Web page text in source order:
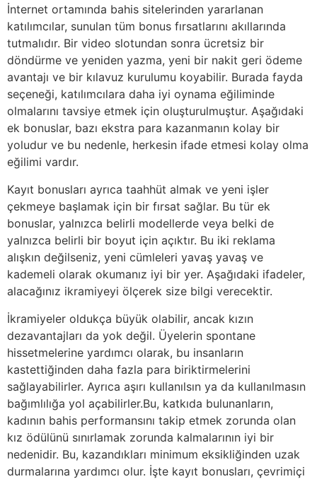
İnternet ortamında bahis sitelerinden yararlanan
katılımcılar, sunulan tüm bonus fırsatlarını akıllarında
tutmalıdır. Bir video slotundan sonra ücretsiz bir
döndürme ve yeniden yazma, yeni bir nakit geri ödeme
avantajı ve bir kılavuz kurulumu koyabilir. Burada fayda
seçeneği, katılımcılara daha iyi oynama eğiliminde
olmalarını tavsiye etmek için oluşturulmuştur. Aşağıdaki
ek bonuslar, bazı ekstra para kazanmanın kolay bir
yoludur ve bu nedenle, herkesin ifade etmesi kolay olma
eğilimi vardır.
Kayıt bonusları ayrıca taahhüt almak ve yeni işler
çekmeye başlamak için bir fırsat sağlar. Bu tür ek
bonuslar, yalnızca belirli modellerde veya belki de
yalnızca belirli bir boyut için açıktır. Bu iki reklama
alışkın değilseniz, yeni cümleleri yavaş yavaş ve
kademeli olarak okumanız iyi bir yer. Aşağıdaki ifadeler,
alacağınız ikramiyeyi ölçerek size bilgi verecektir.
İkramiyeler oldukça büyük olabilir, ancak kızın
dezavantajları da yok değil. Üyelerin spontane
hissetmelerine yardımcı olarak, bu insanların
kastettiğinden daha fazla para biriktirmelerini
sağlayabilirler. Ayrıca aşırı kullanılsın ya da kullanılmasın
bağımlılığa yol açabilirler.Bu, katkıda bulunanların,
kadının bahis performansını takip etmek zorunda olan
kız ödülünü sınırlamak zorunda kalmalarının iyi bir
nedenidir. Bu, kazandıkları minimum eksikliğinden uzak
durmalarına yardımcı olur. İşte kayıt bonusları, çevrimiçi